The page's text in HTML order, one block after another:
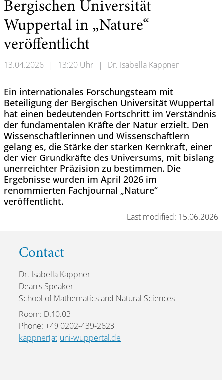
Bergischen Universität
Wuppertal in „Nature“
veröffentlicht
13.04.2026 | 13:20 Uhr | Dr. Isabella Kappner
Ein internationales Forschungsteam mit
Beteiligung der Bergischen Universität Wuppertal
hat einen bedeutenden Fortschritt im Verständnis
der fundamentalen Kräfte der Natur erzielt. Den
Wissenschaftlerinnen und Wissenschaftlern
gelang es, die Stärke der starken Kernkraft, einer
der vier Grundkräfte des Universums, mit bislang
unerreichter Präzision zu bestimmen. Die
Ergebnisse wurden im April 2026 im
renommierten Fachjournal „Nature“
veröffentlicht.
Last modified: 15.06.2026
Contact
Dr. Isabella Kappner
Dean's Speaker
School of Mathematics and Natural Sciences
Room: D.10.03
Phone: +49 0202-439-2623
kappner[at]uni-wuppertal.de